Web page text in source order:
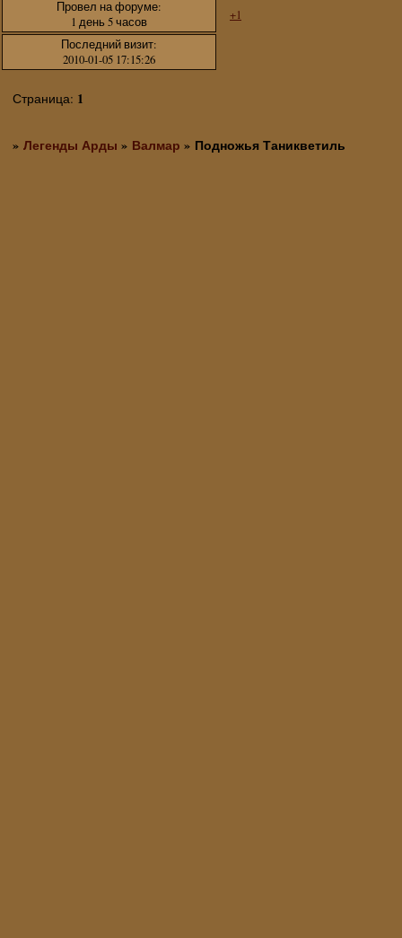
Провел на форуме:
1 день 5 часов
Последний визит:
2010-01-05 17:15:26
+1
Страница: 1
»Легенды Арды » Валмар » Подножья Таникветиль